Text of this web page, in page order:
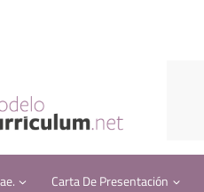
Carta De Presentación